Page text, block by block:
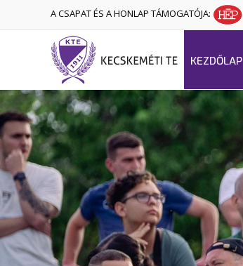
A CSAPAT ÉS A HONLAP TÁMOGATÓJA:
KEZDŐLAP